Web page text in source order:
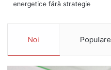
energetice fără strategie
Noi Populare